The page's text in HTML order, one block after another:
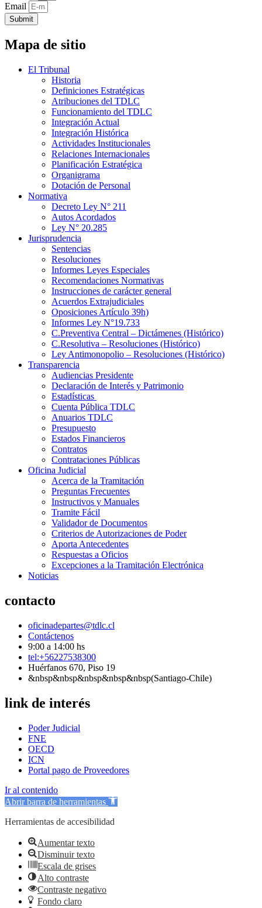
Email
Submit
Mapa de sitio
El Tribunal
Historia
Definiciones Estratégicas
Atribuciones del TDLC
Funcionamiento del TDLC
Integración Actual
Integración Histórica
Actividades Institucionales
Relaciones Internacionales
Planificación Estratégica
Organigrama
Dotación de Personal
Normativa
Decreto Ley N° 211
Autos Acordados
Ley N° 20.285
Jurisprudencia
Sentencias
Resoluciones
Informes Leyes Especiales
Recomendaciones Normativas
Instrucciones de carácter general
Acuerdos Extrajudiciales
Oposiciones Artículo 39h)
Informes Ley N°19.733
C.Preventiva Central – Dictámenes (Histórico)
C.Resolutiva – Resoluciones (Histórico)
Ley Antimonopolio – Resoluciones (Histórico)
Transparencia
Audiencias Presidente
Declaración de Interés y Patrimonio
Estadísticas
Cuenta Pública TDLC
Anuarios TDLC
Presupuesto
Estados Financieros
Contratos
Contrataciones Públicas
Oficina Judicial
Acerca de la Tramitación
Preguntas Frecuentes
Instructivos y Manuales
Tramite Fácil
Validador de Documentos
Criterios de Autorizaciones de Poder
Aporta Antecedentes
Respuestas a Oficios
Excepciones a la Tramitación Electrónica
Noticias
contacto
oficinadepartes@tdlc.cl
Contáctenos
9:00 a 14:00 hs
tel:+56227538300
Huérfanos 670, Piso 19
&nbsp&nbsp&nbsp&nbsp&nbsp(Santiago-Chile)
link de interés
Poder Judicial
FNE
OECD
ICN
Portal pago de Proveedores
Ir al contenido
Abrir barra de herramientas
Herramientas de accesibilidad
Aumentar texto
Disminuir texto
Escala de grises
Alto contraste
Contraste negativo
Fondo claro